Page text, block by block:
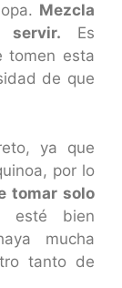
Mezcla
Es
tomen esta
de que
ya que
por lo
tomar solo
esté bien
mucha
tanto de